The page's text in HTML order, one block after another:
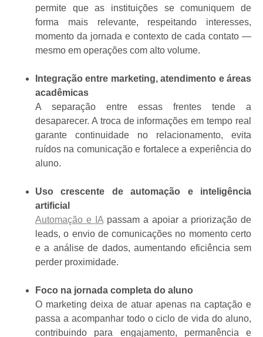
permite que as instituições se comuniquem de
forma mais relevante, respeitando interesses,
momento da jornada e contexto de cada contato —
mesmo em operações com alto volume.
Integração entre marketing, atendimento e áreas
acadêmicas
A separação entre essas frentes tende a
desaparecer. A troca de informações em tempo real
garante continuidade no relacionamento, evita
ruídos na comunicação e fortalece a experiência do
aluno.
Uso crescente de automação e inteligência
artificial
Automação e IA passam a apoiar a priorização de
leads, o envio de comunicações no momento certo
e a análise de dados, aumentando eficiência sem
perder proximidade.
Foco na jornada completa do aluno
O marketing deixa de atuar apenas na captação e
passa a acompanhar todo o ciclo de vida do aluno,
contribuindo para engajamento, permanência e